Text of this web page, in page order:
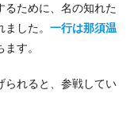
るために、名の知れた
した。 一行は那須温
す。
られると、参戦してい